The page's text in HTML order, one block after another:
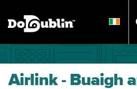
Airlink - Buaigh